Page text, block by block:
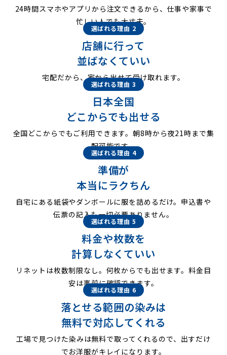
24時間スマホやアプリから注文できるから、仕事や家事で
忙しい人でも大丈夫。
選ばれる理由 2
店舗に行って
並ばなくていい
宅配だから、家から出せて受け取れます。
選ばれる理由 3
日本全国
どこからでも出せる
全国どこからでもご利用できます。朝8時から夜21時まで集
配可能です。
選ばれる理由 4
準備が
本当にラクちん
自宅にある紙袋やダンボールに服を詰めるだけ。申込書や
伝票の記入も一切必要ありません。
選ばれる理由 5
料金や枚数を
計算しなくていい
リネットは枚数制限なし。何枚からでも出せます。料金目
安は事前に確認できます。
選ばれる理由 6
落とせる範囲の染みは
無料で対応してくれる
工場で見つけた染みは無料で取ってくれるので、出すだけ
でお洋服がキレイになります。